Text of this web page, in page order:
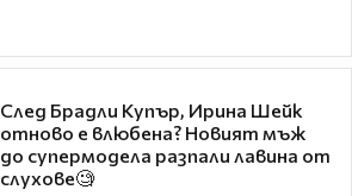
След Брадли Купър, Ирина Шейк
отново е влюбена? Новият мъж
до супермодела разпали лавина от
слухове🧐